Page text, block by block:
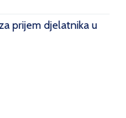
prijem djelatnika u